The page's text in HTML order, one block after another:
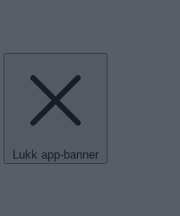
Lukk app-banner